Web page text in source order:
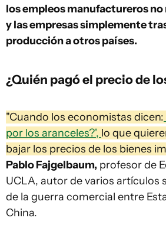
los empleos manufactureros no
y las empresas simplemente
producción a otros países.
¿Quién pagó el precio de
"Cuando los economistas dicen:
por los aranceles?', lo que
bajar los precios de los bienes
Pablo Fajgelbaum, profesor de
UCLA, autor de varios artículos
de la guerra comercial entre
China.